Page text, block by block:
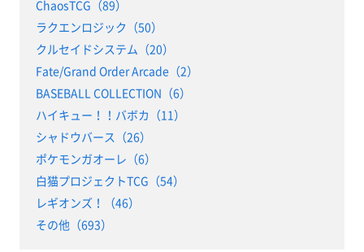
ChaosTCG（89）
ラクエンロジック（50）
クルセイドシステム（20）
Fate/Grand Order Arcade（2）
BASEBALL COLLECTION（6）
ハイキュー！！バボカ（11）
シャドウバース（26）
ポケモンガオーレ（6）
白猫プロジェクトTCG（54）
レギオンズ！（46）
その他（693）